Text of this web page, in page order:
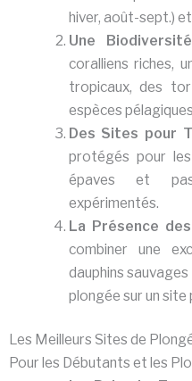
hiver, août-sept.) et
Une
coralliens riches,
tropicaux, des
espèces
Des Sites pour
protégés pour
épaves et
expérimentés.
La Présence
combiner une
dauphins sauvages
plongée sur un site
Les Meilleurs Sites de
Pour les Débutants et les